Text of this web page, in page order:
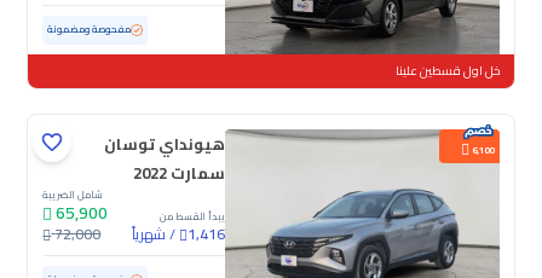
مستعملة 102,126 كم مفحوصة ومضمونة
خل اول قسطين علينا
6,100
هيونداي توسان
سمارت 2022
يبدأ القسط من
1,416
/شهرياً
شامل الضريبة
65,900
72,000